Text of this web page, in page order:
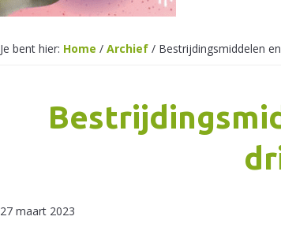
Je bent hier: Home / Archief /Bestrijdingsmiddelen
27 maart 2023